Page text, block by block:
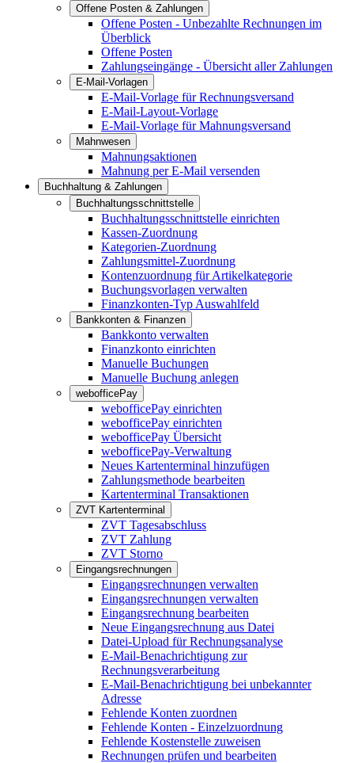
Offene Posten & Zahlungen
Offene Posten - Unbezahlte Rechnungen im
Überblick
Offene Posten
Zahlungseingänge - Übersicht aller Zahlungen
E-Mail-Vorlagen
E-Mail-Vorlage für Rechnungsversand
E-Mail-Layout-Vorlage
E-Mail-Vorlage für Mahnungsversand
Mahnwesen
Mahnungsaktionen
Mahnung per E-Mail versenden
Buchhaltung & Zahlungen
Buchhaltungsschnittstelle
Buchhaltungsschnittstelle einrichten
Kassen-Zuordnung
Kategorien-Zuordnung
Zahlungsmittel-Zuordnung
Kontenzuordnung für Artikelkategorie
Buchungsvorlagen verwalten
Finanzkonten-Typ Auswahlfeld
Bankkonten & Finanzen
Bankkonto verwalten
Finanzkonto einrichten
Manuelle Buchungen
Manuelle Buchung anlegen
webofficePay
webofficePay einrichten
webofficePay einrichten
webofficePay Übersicht
webofficePay-Verwaltung
Neues Kartenterminal hinzufügen
Zahlungsmethode bearbeiten
Kartenterminal Transaktionen
ZVT Kartenterminal
ZVT Tagesabschluss
ZVT Zahlung
ZVT Storno
Eingangsrechnungen
Eingangsrechnungen verwalten
Eingangsrechnungen verwalten
Eingangsrechnung bearbeiten
Neue Eingangsrechnung aus Datei
Datei-Upload für Rechnungsanalyse
E-Mail-Benachrichtigung zur
Rechnungsverarbeitung
E-Mail-Benachrichtigung bei unbekannter
Adresse
Fehlende Konten zuordnen
Fehlende Konten - Einzelzuordnung
Fehlende Kostenstelle zuweisen
Rechnungen prüfen und bearbeiten